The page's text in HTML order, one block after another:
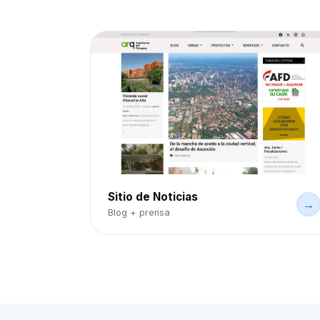
Sitio de Noticias
Blog + prensa
→